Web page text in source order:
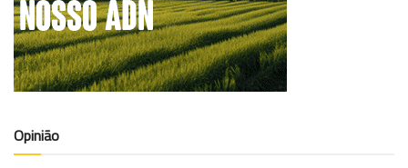
Opinião